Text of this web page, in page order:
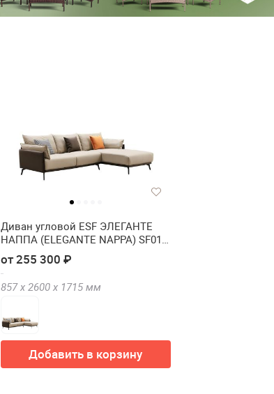
Диван угловой ESF ЭЛЕГАНТЕ
НАППА (ELEGANTE NAPPA) SF015
угол правый
от 255 300 ₽
857 х 2600 х 1715 мм
Добавить в корзину